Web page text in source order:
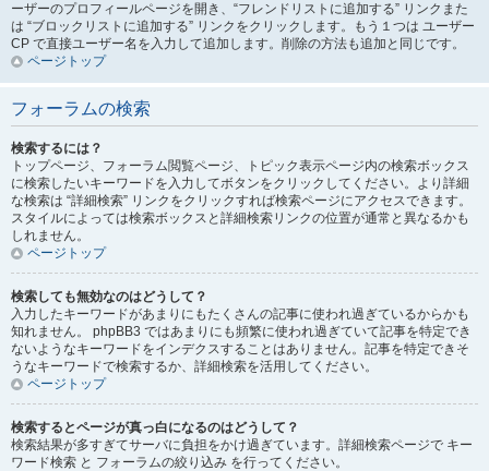
ーザーのプロフィールページを開き、“フレンドリストに追加する” リンクまた
は “ブロックリストに追加する” リンクをクリックします。もう１つは ユーザー
CP で直接ユーザー名を入力して追加します。削除の方法も追加と同じです。
ページトップ
フォーラムの検索
検索するには？
トップページ、フォーラム閲覧ページ、トピック表示ページ内の検索ボックス
に検索したいキーワードを入力してボタンをクリックしてください。より詳細
な検索は “詳細検索” リンクをクリックすれば検索ページにアクセスできます。
スタイルによっては検索ボックスと詳細検索リンクの位置が通常と異なるかも
しれません。
ページトップ
検索しても無効なのはどうして？
入力したキーワードがあまりにもたくさんの記事に使われ過ぎているからかも
知れません。 phpBB3 ではあまりにも頻繁に使われ過ぎていて記事を特定でき
ないようなキーワードをインデクスすることはありません。記事を特定できそ
うなキーワードで検索するか、詳細検索を活用してください。
ページトップ
検索するとページが真っ白になるのはどうして？
検索結果が多すぎてサーバに負担をかけ過ぎています。詳細検索ページで キー
ワード検索 と フォーラムの絞り込み を行ってください。